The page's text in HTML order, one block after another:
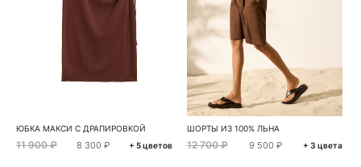
ЮБКА МАКСИ С ДРАПИРОВКОЙ
11 900 ₽ 8 300 ₽ + 5 цветов
ШОРТЫ ИЗ 100% ЛЬНА
12 700 ₽ 9 500 ₽ + 3 цвета